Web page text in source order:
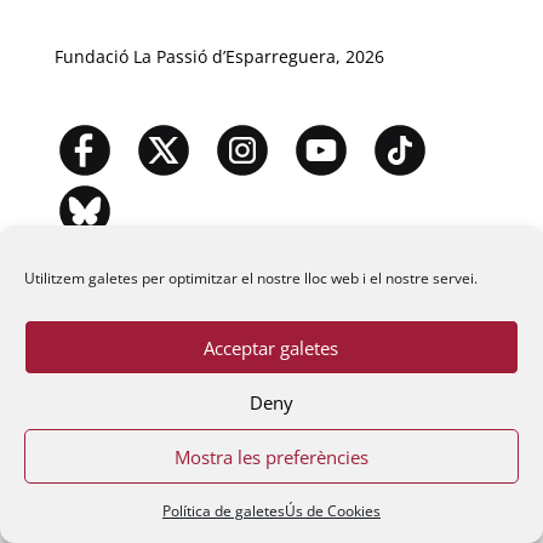
Utilitzem galetes per optimitzar el nostre lloc web i el nostre servei.
Acceptar galetes
Deny
Mostra les preferències
Política de galetesÚs de Cookies
Fundació La Passió d’Esparreguera, 2026